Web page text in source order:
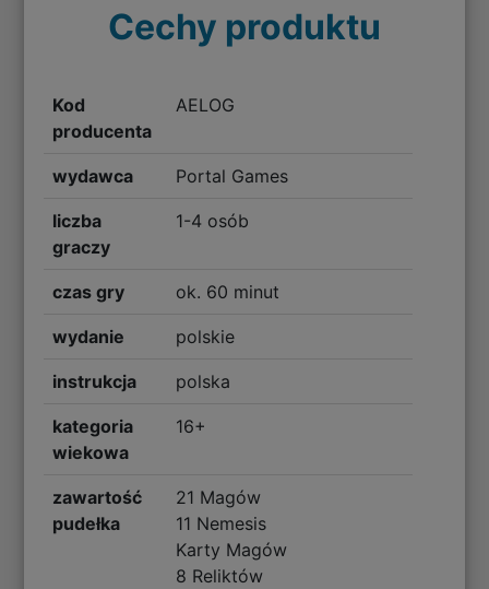
Cechy produktu
Kod
producenta
AELOG
wydawca Portal Games
liczba
graczy
1-4 osób
czas gry ok. 60 minut
wydanie polskie
instrukcja polska
kategoria
wiekowa
16+
zawartość
pudełka
21 Magów
11 Nemesis
Karty Magów
8 Reliktów